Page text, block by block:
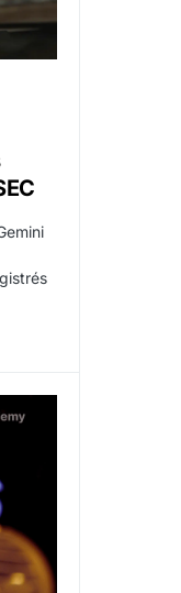
qui “surpaye un